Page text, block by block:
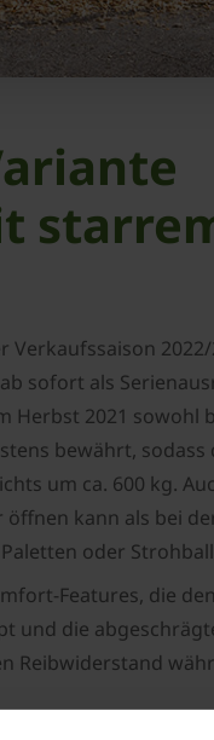
Verkaufssaison
sofort als
2021
bewährt,
um ca. 600 kg.
kann als bei
oder
Features, die
und die
Reibwiderstand
es dauerhaft